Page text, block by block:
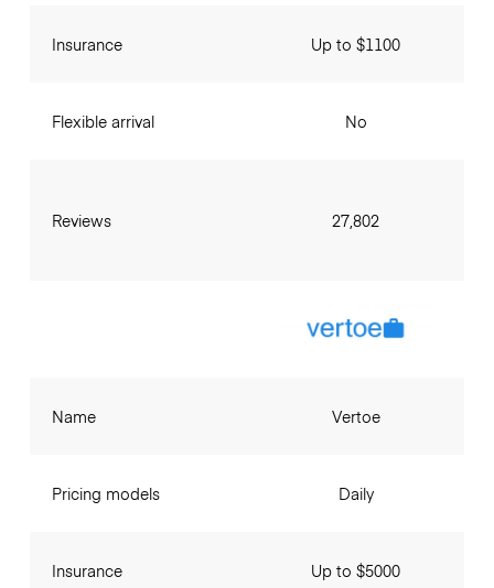
Insurance
Flexible arrival
Reviews
Up to $1100
No
27,802
Name
Pricing models
Insurance
Vertoe
Daily
Up to $5000